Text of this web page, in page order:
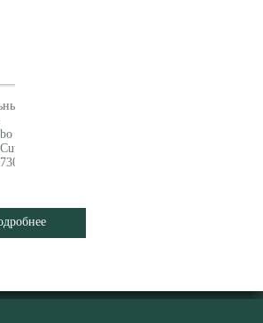
Z48 FZ/TR -5°)
(165x20 Z40 WZ 4°)